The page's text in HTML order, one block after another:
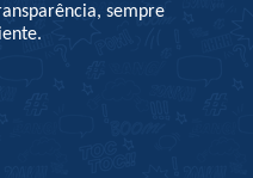
sempre